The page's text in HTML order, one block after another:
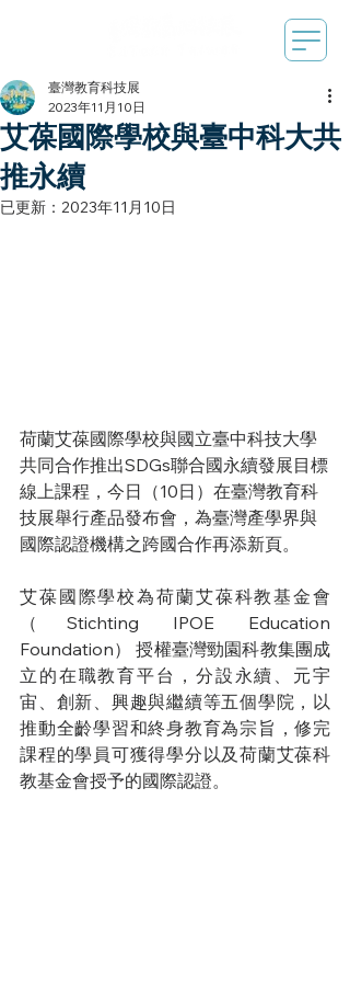
艾葆國際學校與臺中科大共
推永續
臺灣教育科技展
2023年11月10日
已更新： 2023年11月10日
荷蘭艾葆國際學校與國立臺中科技大學
共同合作推出SDGs聯合國永續發展目標
線上課程，今日（10日）在臺灣教育科
技展舉行產品發布會，為臺灣產學界與
國際認證機構之跨國合作再添新頁。
艾葆國際學校為荷蘭艾葆科教基金會
（Stichting IPOE Education
Foundation） 授權臺灣勁園科教集團成
立的在職教育平台，分設永續、元宇
宙、創新、興趣與繼續等五個學院，以
推動全齡學習和終身教育為宗旨，修完
課程的學員可獲得學分以及荷蘭艾葆科
教基金會授予的國際認證。